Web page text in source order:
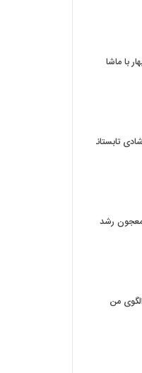
با ماشا
تابستانی
معجون رشد
من